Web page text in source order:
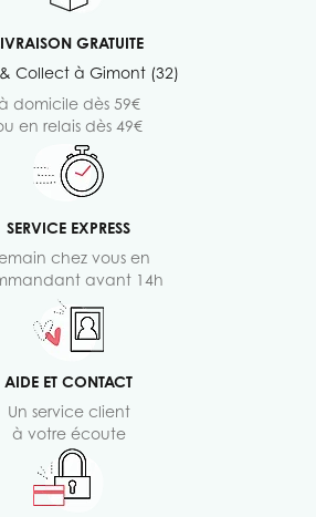
GRATUITE
Collect à Gimont (32)
domicile dès 59€
en relais dès 49€
SERVICE EXPRESS
chez vous en
avant 14h
AIDE ET CONTACT
Un service client
à votre écoute